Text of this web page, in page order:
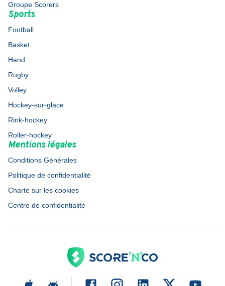
Groupe Scorers
Sports
Football
Basket
Hand
Rugby
Volley
Hockey-sur-glace
Rink-hockey
Roller-hockey
Mentions légales
Conditions Générales
Politique de confidentialité
Charte sur les cookies
Centre de confidentialité